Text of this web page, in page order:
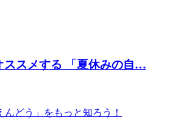
ススメする 「夏休みの自…